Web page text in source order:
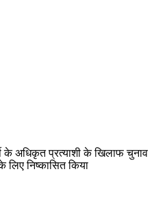
के अधिकृत प्रत्याशी के खिलाफ चुनाव
निष्कासित किया